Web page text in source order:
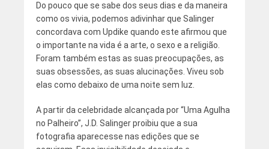
Do pouco que se sabe dos seus dias e da maneira
como os vivia, podemos adivinhar que Salinger
concordava com Updike quando este afirmou que
o importante na vida é a arte, o sexo e a religião.
Foram também estas as suas preocupações, as
suas obsessões, as suas alucinações. Viveu sob
elas como debaixo de uma noite sem luz.
A partir da celebridade alcançada por “Uma Agulha
no Palheiro”, J.D. Salinger proibiu que a sua
fotografia aparecesse nas edições que se